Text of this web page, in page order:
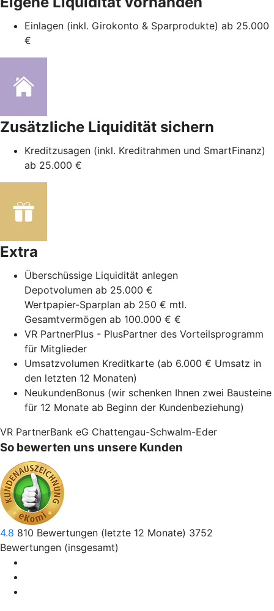
Einlagen (inkl. Girokonto & Sparprodukte) ab 25.000
€
Zusätzliche Liquidität sichern
Kreditzusagen (inkl. Kreditrahmen und SmartFinanz)
ab 25.000 €
Extra
Überschüssige Liquidität anlegen
Depotvolumen ab 25.000 €
Wertpapier-Sparplan ab 250 € mtl.
Gesamtvermögen ab 100.000 € €
VR PartnerPlus - PlusPartner des Vorteilsprogramm
für Mitglieder
Umsatzvolumen Kreditkarte (ab 6.000 € Umsatz in
den letzten 12 Monaten)
NeukundenBonus (wir schenken Ihnen zwei Bausteine
für 12 Monate ab Beginn der Kundenbeziehung)
VR PartnerBank eG Chattengau-Schwalm-Eder
So bewerten uns unsere Kunden
4.8 810 Bewertungen (letzte 12 Monate) 3752
Bewertungen (insgesamt)